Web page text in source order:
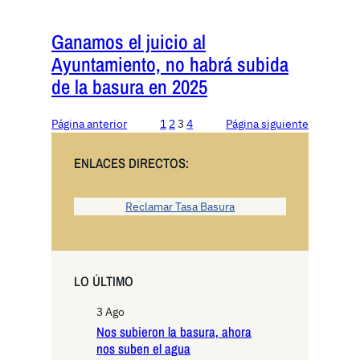
Ganamos el juicio al
Ayuntamiento, no habrá subida
de la basura en 2025
Página anterior 1 23 4 Página siguiente
ENLACES DIRECTOS:
Reclamar Tasa Basura
LO ÚLTIMO
3 Ago
Nos subieron la basura, ahora
nos suben el agua